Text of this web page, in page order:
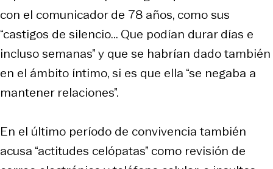
con el comunicador de 78 años, como sus
“castigos de silencio... Que podían durar días e
incluso semanas” y que se habrían dado también
en el ámbito íntimo, si es que ella “se negaba a
mantener relaciones”.
En el último período de convivencia también
acusa “actitudes celópatas” como revisión de